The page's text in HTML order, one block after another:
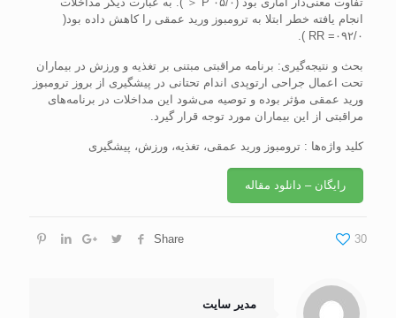
انجام يافته خطر ابتلا به ترومبوز وريد عمقی را کاهش داده بود(
۰۹۲/۰= RR ).
بحث و نتيجه‌گيری: برنامه مراقبتی مبتنی بر تغذيه و ورزش در بيماران
تحت اعمال جراحی ارتوپدی اندام تحتانی در پيشگيری از بروز ترومبوز
وريد عمقی مؤثر بوده و توصيه می‌شود اين مداخلات در برنامه‌های
مراقبتی از اين بيماران مورد توجه قرار گيرد.
کليد واژه‌ها : ترومبوز وريد عمقی، تغذيه، ورزش، پيشگيری
رایگان – دانلود مقاله
Share 30
مدیر سایت